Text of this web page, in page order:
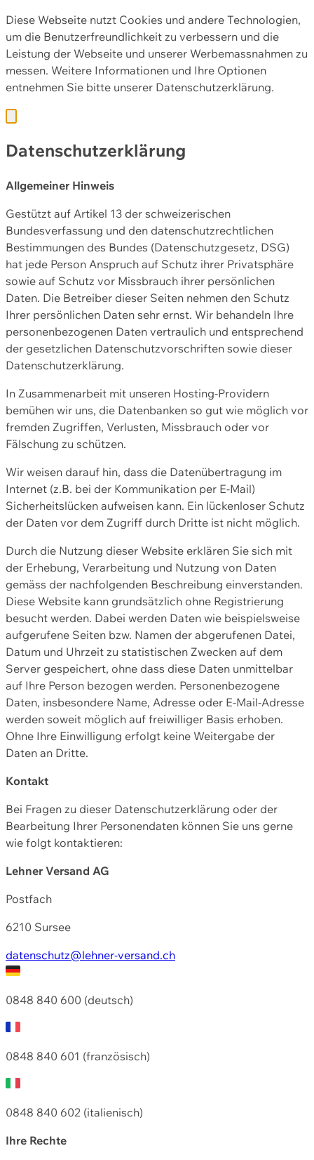
Diese Webseite nutzt Cookies und andere Technologien,
um die Benutzerfreundlichkeit zu verbessern und die
Leistung der Webseite und unserer Werbemassnahmen zu
messen. Weitere Informationen und Ihre Optionen
entnehmen Sie bitte unserer Datenschutzerklärung.
Datenschutzerklärung
Allgemeiner Hinweis
Gestützt auf Artikel 13 der schweizerischen
Bundesverfassung und den datenschutzrechtlichen
Bestimmungen des Bundes (Datenschutzgesetz, DSG)
hat jede Person Anspruch auf Schutz ihrer Privatsphäre
sowie auf Schutz vor Missbrauch ihrer persönlichen
Daten. Die Betreiber dieser Seiten nehmen den Schutz
Ihrer persönlichen Daten sehr ernst. Wir behandeln Ihre
personenbezogenen Daten vertraulich und entsprechend
der gesetzlichen Datenschutzvorschriften sowie dieser
Datenschutzerklärung.
In Zusammenarbeit mit unseren Hosting-Providern
bemühen wir uns, die Datenbanken so gut wie möglich vor
fremden Zugriffen, Verlusten, Missbrauch oder vor
Fälschung zu schützen.
Wir weisen darauf hin, dass die Datenübertragung im
Internet (z.B. bei der Kommunikation per E-Mail)
Sicherheitslücken aufweisen kann. Ein lückenloser Schutz
der Daten vor dem Zugriff durch Dritte ist nicht möglich.
Durch die Nutzung dieser Website erklären Sie sich mit
der Erhebung, Verarbeitung und Nutzung von Daten
gemäss der nachfolgenden Beschreibung einverstanden.
Diese Website kann grundsätzlich ohne Registrierung
besucht werden. Dabei werden Daten wie beispielsweise
aufgerufene Seiten bzw. Namen der abgerufenen Datei,
Datum und Uhrzeit zu statistischen Zwecken auf dem
Server gespeichert, ohne dass diese Daten unmittelbar
auf Ihre Person bezogen werden. Personenbezogene
Daten, insbesondere Name, Adresse oder E-Mail-Adresse
werden soweit möglich auf freiwilliger Basis erhoben.
Ohne Ihre Einwilligung erfolgt keine Weitergabe der
Daten an Dritte.
Kontakt
Bei Fragen zu dieser Datenschutzerklärung oder der
Bearbeitung Ihrer Personendaten können Sie uns gerne
wie folgt kontaktieren:
Lehner Versand AG
Postfach
6210 Sursee
datenschutz@lehner-versand.ch
0848 840 600 (deutsch)
0848 840 601 (französisch)
0848 840 602 (italienisch)
Ihre Rechte